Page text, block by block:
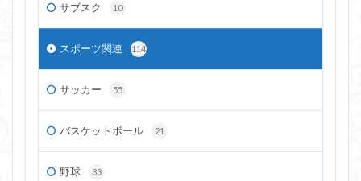
サブスク 10
スポーツ関連 114
サッカー 55
バスケットボール 21
野球 33